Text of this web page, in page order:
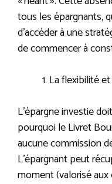
tous les épargnants,
d’accéder à une
de commencer à
La flexibilité
L’épargne investie
pourquoi le Livret
aucune commission
L’épargnant peut
moment (valorisé